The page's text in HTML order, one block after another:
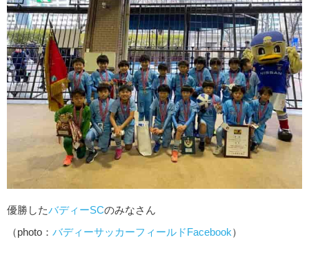
優勝したバディーSCのみなさん
（photo： バディーサッカーフィールドFacebook）